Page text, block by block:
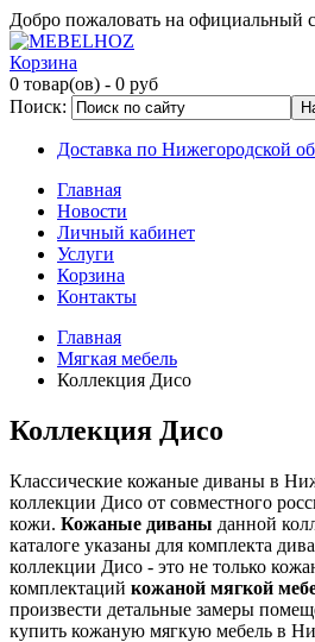
Добро пожаловать на официальный
Корзина
0 товар(ов) - 0 руб
Поиск:
Доставка по Нижегородской
Главная
Новости
Личный кабинет
Услуги
Корзина
Контакты
Главная
Мягкая мебель
Коллекция Дисо
Коллекция Дисо
Классические кожаные диваны в
коллекции Дисо от совместного
кожи. Кожаные диваны данной
каталоге указаны для комплекта
коллекции Дисо - это не только
комплектаций кожаной мягкой
произвести детальные замеры
купить кожаную мягкую мебель в